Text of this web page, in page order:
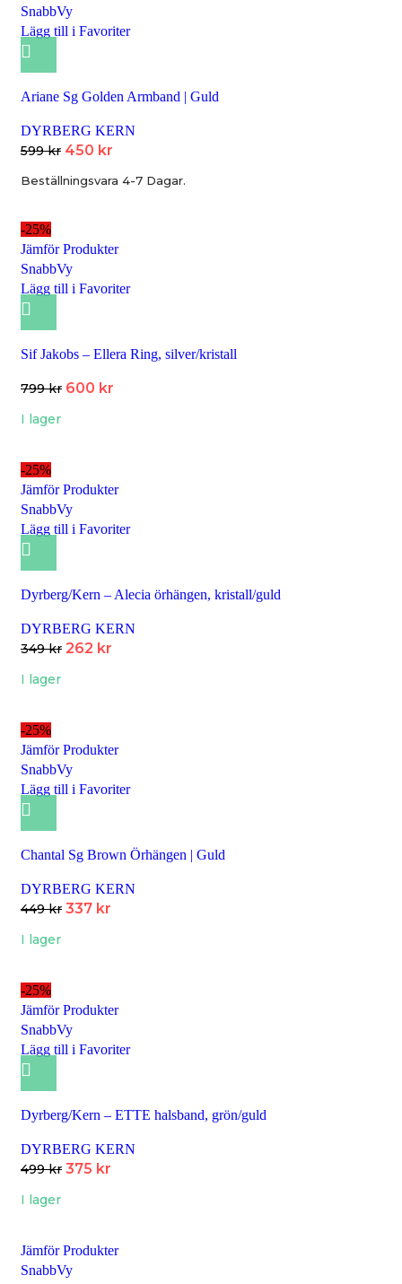
SnabbVy
Lägg till i Favoriter
Ariane Sg Golden Armband | Guld
DYRBERG KERN
599kr 450 kr
Beställningsvara 4-7 Dagar.
-25%
Jämför Produkter
SnabbVy
Lägg till i Favoriter
Sif Jakobs – Ellera Ring, silver/kristall
799kr 600 kr
I lager
-25%
Jämför Produkter
SnabbVy
Lägg till i Favoriter
Dyrberg/Kern – Alecia örhängen, kristall/guld
DYRBERG KERN
349kr 262 kr
I lager
-25%
Jämför Produkter
SnabbVy
Lägg till i Favoriter
Chantal Sg Brown Örhängen | Guld
DYRBERG KERN
449kr 337 kr
I lager
-25%
Jämför Produkter
SnabbVy
Lägg till i Favoriter
Dyrberg/Kern – ETTE halsband, grön/guld
DYRBERG KERN
499kr 375 kr
I lager
Jämför Produkter
SnabbVy